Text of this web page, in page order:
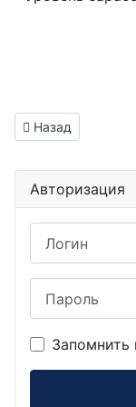
Предыдущий:
Назад
Авторизация
Запомнить